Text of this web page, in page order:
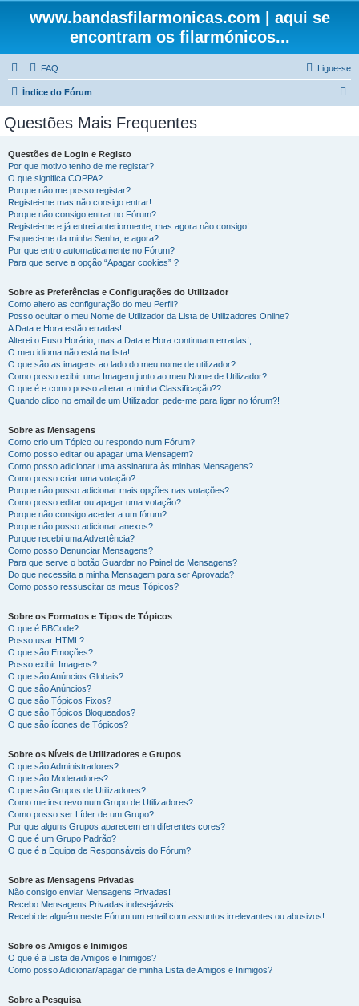
www.bandasfilarmonicas.com | aqui se
encontram os filarmónicos...
FAQ Ligue-se
Índice do Fórum
Questões Mais Frequentes
Questões de Login e Registo
Por que motivo tenho de me registar?
O que significa COPPA?
Porque não me posso registar?
Registei-me mas não consigo entrar!
Porque não consigo entrar no Fórum?
Registei-me e já entrei anteriormente, mas agora não consigo!
Esqueci-me da minha Senha, e agora?
Por que entro automaticamente no Fórum?
Para que serve a opção “Apagar cookies” ?
Sobre as Preferências e Configurações do Utilizador
Como altero as configuração do meu Perfil?
Posso ocultar o meu Nome de Utilizador da Lista de Utilizadores Online?
A Data e Hora estão erradas!
Alterei o Fuso Horário, mas a Data e Hora continuam erradas!,
O meu idioma não está na lista!
O que são as imagens ao lado do meu nome de utilizador?
Como posso exibir uma Imagem junto ao meu Nome de Utilizador?
O que é e como posso alterar a minha Classificação??
Quando clico no email de um Utilizador, pede-me para ligar no fórum?!
Sobre as Mensagens
Como crio um Tópico ou respondo num Fórum?
Como posso editar ou apagar uma Mensagem?
Como posso adicionar uma assinatura às minhas Mensagens?
Como posso criar uma votação?
Porque não posso adicionar mais opções nas votações?
Como posso editar ou apagar uma votação?
Porque não consigo aceder a um fórum?
Porque não posso adicionar anexos?
Porque recebi uma Advertência?
Como posso Denunciar Mensagens?
Para que serve o botão Guardar no Painel de Mensagens?
Do que necessita a minha Mensagem para ser Aprovada?
Como posso ressuscitar os meus Tópicos?
Sobre os Formatos e Tipos de Tópicos
O que é BBCode?
Posso usar HTML?
O que são Emoções?
Posso exibir Imagens?
O que são Anúncios Globais?
O que são Anúncios?
O que são Tópicos Fixos?
O que são Tópicos Bloqueados?
O que são ícones de Tópicos?
Sobre os Níveis de Utilizadores e Grupos
O que são Administradores?
O que são Moderadores?
O que são Grupos de Utilizadores?
Como me inscrevo num Grupo de Utilizadores?
Como posso ser Líder de um Grupo?
Por que alguns Grupos aparecem em diferentes cores?
O que é um Grupo Padrão?
O que é a Equipa de Responsáveis do Fórum?
Sobre as Mensagens Privadas
Não consigo enviar Mensagens Privadas!
Recebo Mensagens Privadas indesejáveis!
Recebi de alguém neste Fórum um email com assuntos irrelevantes ou abusivos!
Sobre os Amigos e Inimigos
O que é a Lista de Amigos e Inimigos?
Como posso Adicionar/apagar de minha Lista de Amigos e Inimigos?
Sobre a Pesquisa